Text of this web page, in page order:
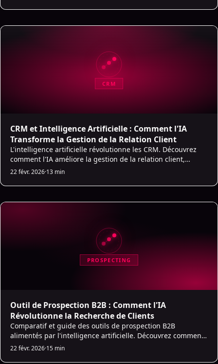
CRM
CRM et Intelligence Artificielle : Comment l'IA
Transforme la Gestion de la Relation Client
L'intelligence artificielle révolutionne les CRM. Découvrez
comment l'IA améliore la gestion de la relation client,
automatise les tâches et augmente les performances
22 févr. 2026·13 min
PROSPECTING
Outil de Prospection B2B : Comment l'IA
Révolutionne la Recherche de Clients
Comparatif et guide des outils de prospection B2B
alimentés par l'intelligence artificielle. Découvrez comment
choisir et utiliser le bon outil pour générer des leads
22 févr. 2026·15 min